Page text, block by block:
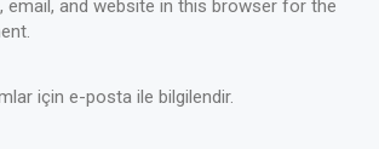
email, and website in this browser for the
için e-posta ile bilgilendir.